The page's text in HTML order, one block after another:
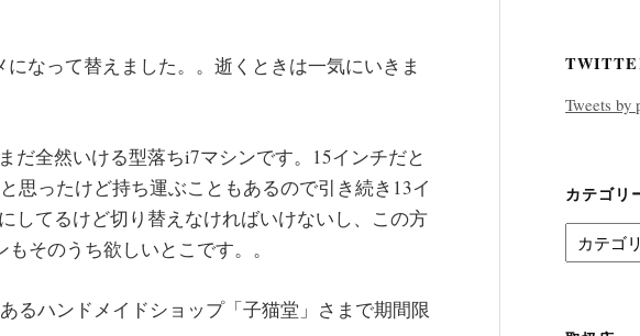
なって替えました。。逝くときは一気にいきま
だ全然いける型落ちi7マシンです。15インチだと
思ったけど持ち運ぶこともあるので引き続き13イ
してるけど切り替えなければいけないし、この方
そのうち欲しいとこです。。
るハンドメイドショップ「子猫堂」さまで期間限
Tweets by
カテゴリ
テ